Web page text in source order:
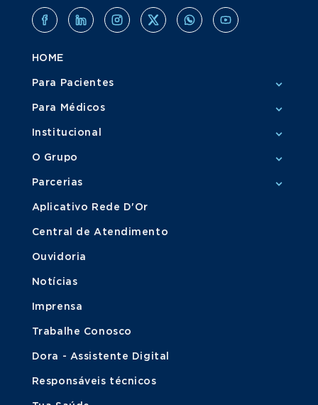
HOME
Para Pacientes
Para Médicos
Institucional
O Grupo
Parcerias
Aplicativo Rede D'Or
Central de Atendimento
Ouvidoria
Notícias
Imprensa
Trabalhe Conosco
Dora - Assistente Digital
Responsáveis técnicos